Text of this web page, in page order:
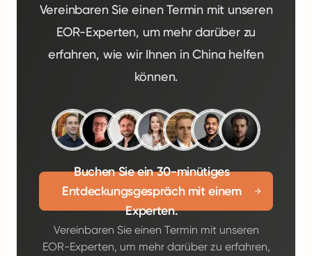
Vereinbaren Sie einen Termin mit unseren
EOR-Experten, um mehr darüber zu
erfahren, wie wir Ihnen in China helfen
können.
Buchen Sie ein 30-minütiges
Entdeckungsgespräch mit einem
Experten.
Vereinbaren Sie einen Termin mit unseren
EOR-Experten, um mehr darüber zu erfahren,